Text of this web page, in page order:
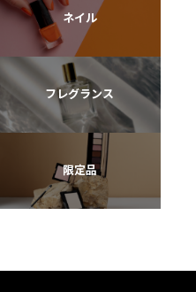
ネイル
フレグランス
限定品